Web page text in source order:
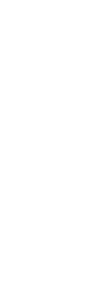
El alcalde de
secretario de
de la Policía en La